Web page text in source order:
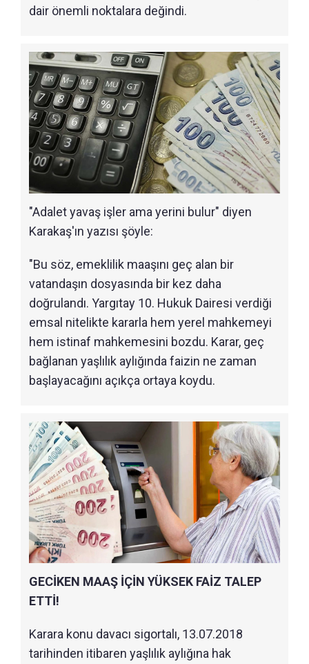
dair önemli noktalara değindi.
"Adalet yavaş işler ama yerini bulur" diyen
Karakaş'ın yazısı şöyle:
"Bu söz, emeklilik maaşını geç alan bir
vatandaşın dosyasında bir kez daha
doğrulandı. Yargıtay 10. Hukuk Dairesi verdiği
emsal nitelikte kararla hem yerel mahkemeyi
hem istinaf mahkemesini bozdu. Karar, geç
bağlanan yaşlılık aylığında faizin ne zaman
başlayacağını açıkça ortaya koydu.
GECİKEN MAAŞ İÇİN YÜKSEK FAİZ TALEP
ETTİ!
Karara konu davacı sigortalı, 13.07.2018
tarihinden itibaren yaşlılık aylığına hak